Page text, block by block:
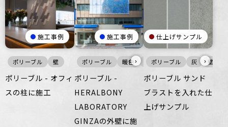
施工事例
ポリーブル 壁
ポリーブル - オフィ
スの柱に施工
施工事例
ポリーブル 暖色›
ポリーブル -
HERALBONY
LABORATORY
GINZAの外壁に施
仕上げサンプル
ポリーブル 灰 壁
›
ポリーブル サンド
ブラストを入れた仕
上げサンプル